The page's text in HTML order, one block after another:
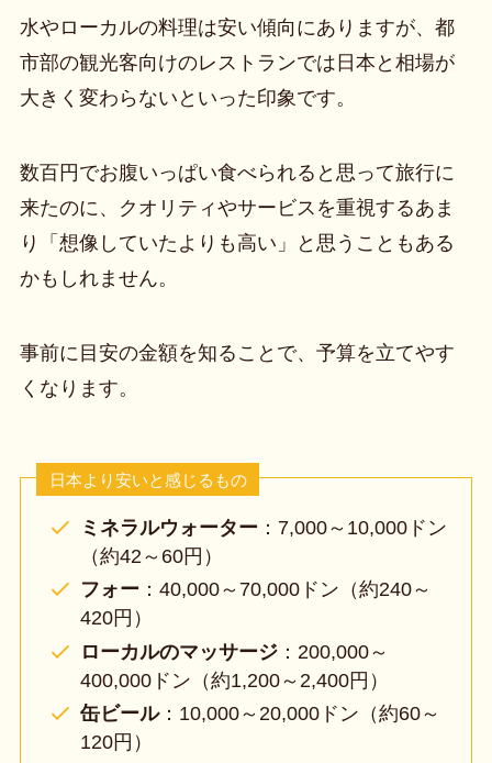
水やローカルの料理は安い傾向にありますが、都
市部の観光客向けのレストランでは日本と相場が
大きく変わらないといった印象です。
数百円でお腹いっぱい食べられると思って旅行に
来たのに、クオリティやサービスを重視するあま
り「想像していたよりも高い」と思うこともある
かもしれません。
事前に目安の金額を知ることで、予算を立てやす
くなります。
日本より安いと感じるもの
ミネラルウォーター：7,000～10,000ドン
（約42～60円）
フォー：40,000～70,000ドン（約240～
420円）
ローカルのマッサージ：200,000～
400,000ドン（約1,200～2,400円）
缶ビール：10,000～20,000ドン（約60～
120円）